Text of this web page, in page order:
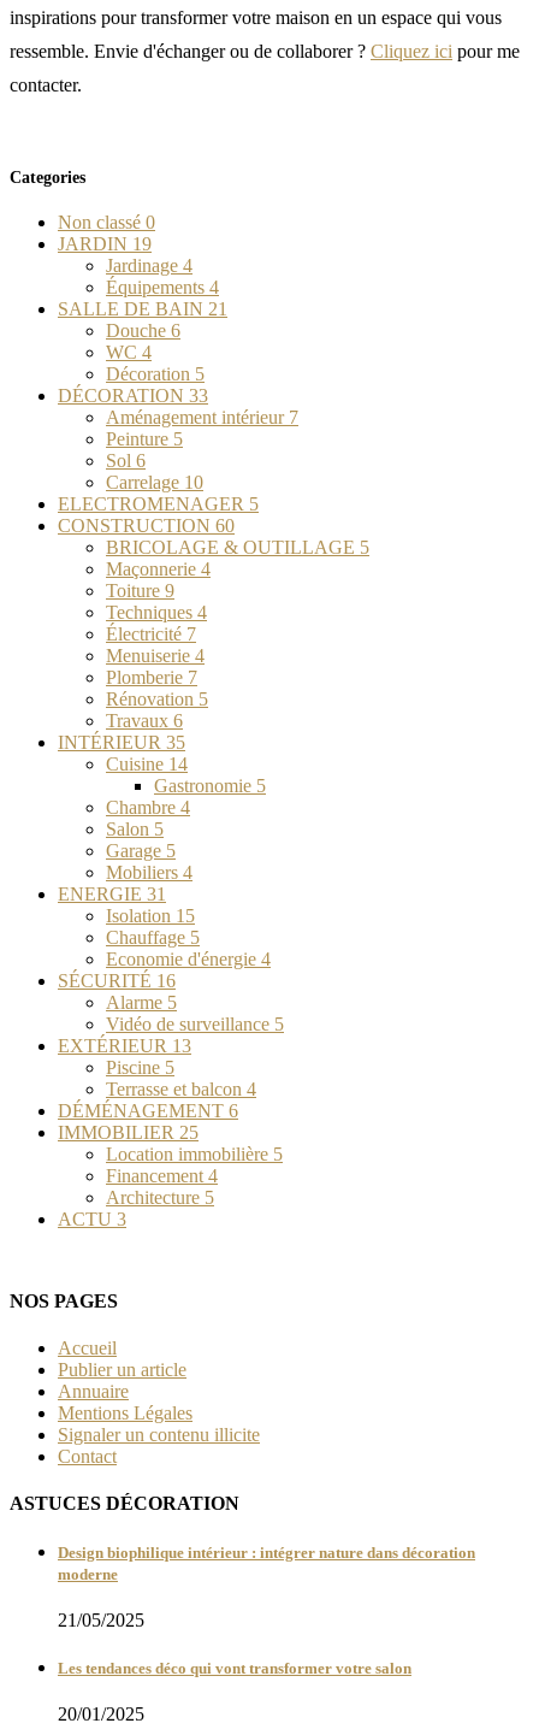
inspirations pour transformer votre maison en un espace qui vous
ressemble. Envie d'échanger ou de collaborer ? Cliquez ici pour me
contacter.
Categories
Non classé 0
JARDIN 19
Jardinage 4
Équipements 4
SALLE DE BAIN 21
Douche 6
WC 4
Décoration 5
DÉCORATION 33
Aménagement intérieur 7
Peinture 5
Sol 6
Carrelage 10
ELECTROMENAGER 5
CONSTRUCTION 60
BRICOLAGE & OUTILLAGE 5
Maçonnerie 4
Toiture 9
Techniques 4
Électricité 7
Menuiserie 4
Plomberie 7
Rénovation 5
Travaux 6
INTÉRIEUR 35
Cuisine 14
Gastronomie 5
Chambre 4
Salon 5
Garage 5
Mobiliers 4
ENERGIE 31
Isolation 15
Chauffage 5
Economie d'énergie 4
SÉCURITÉ 16
Alarme 5
Vidéo de surveillance 5
EXTÉRIEUR 13
Piscine 5
Terrasse et balcon 4
DÉMÉNAGEMENT 6
IMMOBILIER 25
Location immobilière 5
Financement 4
Architecture 5
ACTU 3
NOS PAGES
Accueil
Publier un article
Annuaire
Mentions Légales
Signaler un contenu illicite
Contact
ASTUCES DÉCORATION
Design biophilique intérieur : intégrer nature dans décoration
moderne
21/05/2025
Les tendances déco qui vont transformer votre salon
20/01/2025